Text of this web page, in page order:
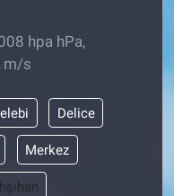
hpa hPa,
m/s
Delice
Merkez